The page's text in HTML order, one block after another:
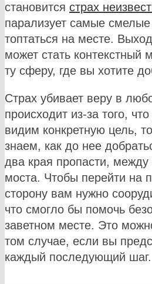
становится страх
парализует самые
топтаться на месте.
может стать контекстный
ту сферу, где вы хотите
Страх убивает веру в
происходит из-за того,
видим конкретную цель,
знаем, как до нее
два края пропасти, между
моста. Чтобы перейти на
сторону вам нужно
что смогло бы помочь
заветном месте. Это
том случае, если вы
каждый последующий шаг.